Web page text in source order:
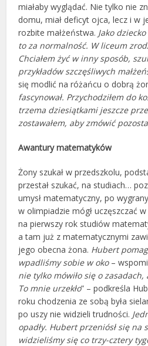
miałaby wyglądać. Nie tylko nie
domu, miał deficyt ojca, lecz i w
rozbite małżeństwa. Jako
to za normalność. W liceum
Chciałem żyć w inny sposób,
przykładów szczęśliwych
się modlić na różańcu o dobrą
fascynował. Przychodziłem do
trzema dziesiątkami jeszcze
zostawałem, aby zmówić
Awantury matematyków
Żony szukał w przedszkolu,
przestał szukać, na studiach…
umysł matematyczny, po
w olimpiadzie mógł uczęszczać
na pierwszy rok studiów
a tam już z matematycznymi
jego obecna żona. Hubert
wpadliśmy sobie w oko–
nie tylko mówiło się o zasadach,
To mnie urzekło” – podkreśla
roku chodzenia ze sobą była
po uszy nie widzieli trudności.
opadły. Hubert przeniósł się na
widzieliśmy się co trzy-cztery